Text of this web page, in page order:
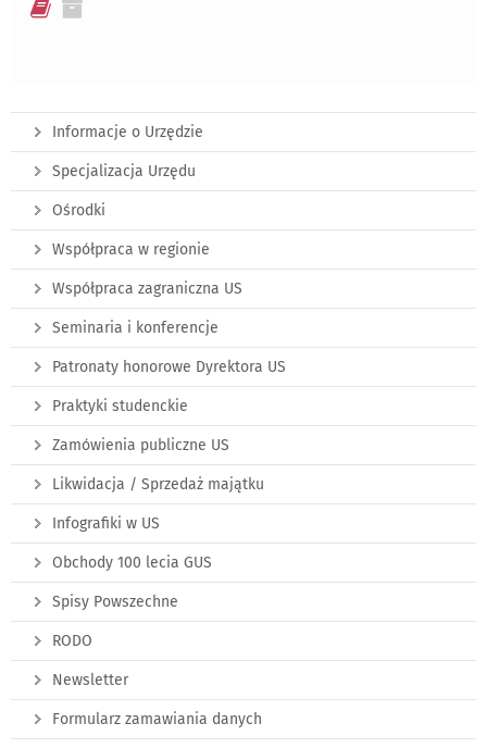
Informacje o Urzędzie
Specjalizacja Urzędu
Ośrodki
Współpraca w regionie
Współpraca zagraniczna US
Seminaria i konferencje
Patronaty honorowe Dyrektora US
Praktyki studenckie
Zamówienia publiczne US
Likwidacja / Sprzedaż majątku
Infografiki w US
Obchody 100 lecia GUS
Spisy Powszechne
RODO
Newsletter
Formularz zamawiania danych